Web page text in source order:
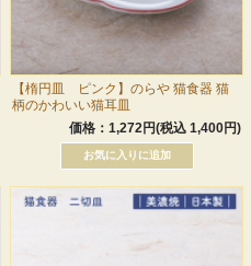
【楕円皿 ピンク】のらや 猫食器 猫
柄のかわいい猫耳皿
価格：1,272円(税込 1,400円)